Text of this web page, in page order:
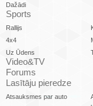
Dažādi
Sports
Rallijs
4x4
Uz Ūdens
Video&TV
Forums
Lasītāju pieredze
Atsauksmes par auto